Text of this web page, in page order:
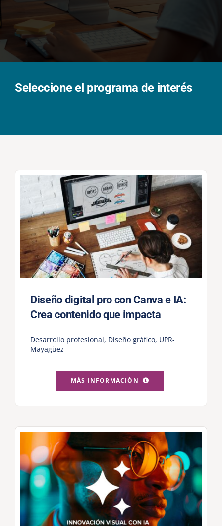
Solicita información
Seleccione el programa de interés
Diseño digital pro con Canva e IA:
Crea contenido que impacta
Desarrollo profesional, Diseño gráfico, UPR-
Mayagüez
MÁS INFORMACIÓN